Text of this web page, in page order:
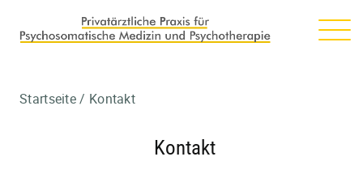
Startseite/ Kontakt
Kontakt